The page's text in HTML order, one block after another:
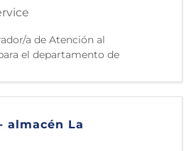
a de Atención al
el departamento de
Mondo Conveniencia
trabajo se sitúa en La
100%). El
directamente al
al Cliente.
al cliente y soporte:
almacén La